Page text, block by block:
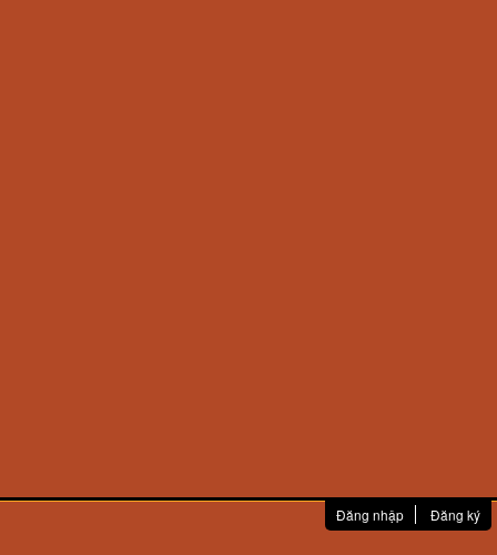
Đăng nhập Đăng ký